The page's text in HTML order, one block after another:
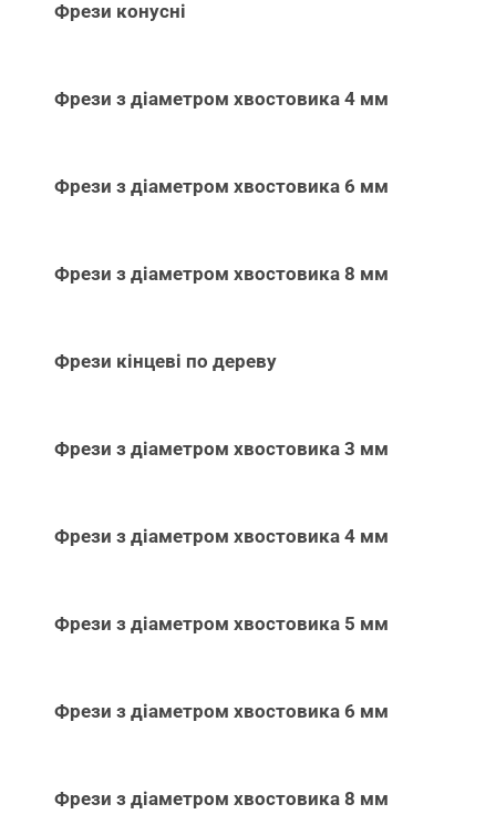
Фрези конусні
Фрези з діаметром хвостовика 4 мм
Фрези з діаметром хвостовика 6 мм
Фрези з діаметром хвостовика 8 мм
Фрези кінцеві по дереву
Фрези з діаметром хвостовика 3 мм
Фрези з діаметром хвостовика 4 мм
Фрези з діаметром хвостовика 5 мм
Фрези з діаметром хвостовика 6 мм
Фрези з діаметром хвостовика 8 мм